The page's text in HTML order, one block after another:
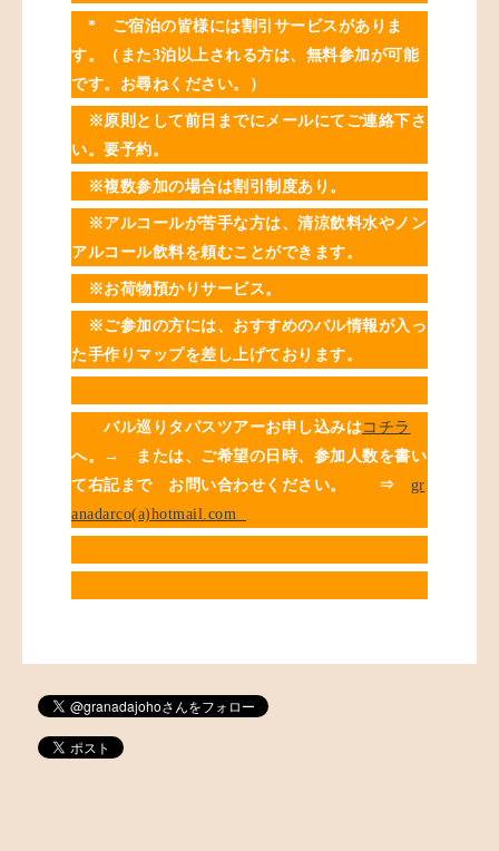
* ご宿泊の皆様には割引サービスがありま
す。（また3泊以上される方は、無料参加が可能
です。お尋ねください。）
※原則として前日までにメールにてご連絡下さ
い。要予約。
※複数参加の場合は割引制度あり。
※アルコールが苦手な方は、清涼飲料水やノン
アルコール飲料を頼むことができます。
※お荷物預かりサービス。
※ご参加の方には、おすすめのバル情報が入っ
た手作りマップを差し上げております。
バル巡りタパスツアーお申し込みはコチラ
へ。→ または、ご希望の日時、参加人数を書い
て右記まで お問い合わせください。 ⇒ gr
anadarco(a)hotmail.com